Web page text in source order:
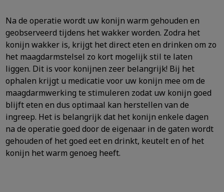
Na de operatie wordt uw konijn warm gehouden en
geobserveerd tijdens het wakker worden. Zodra het
konijn wakker is, krijgt het direct eten en drinken om zo
het maagdarmstelsel zo kort mogelijk stil te laten
liggen. Dit is voor konijnen zeer belangrijk! Bij het
ophalen krijgt u medicatie voor uw konijn mee om de
maagdarmwerking te stimuleren zodat uw konijn goed
blijft eten en dus optimaal kan herstellen van de
ingreep. Het is belangrijk dat het konijn enkele dagen
na de operatie goed door de eigenaar in de gaten wordt
gehouden of het goed eet en drinkt, keutelt en of het
konijn het warm genoeg heeft.